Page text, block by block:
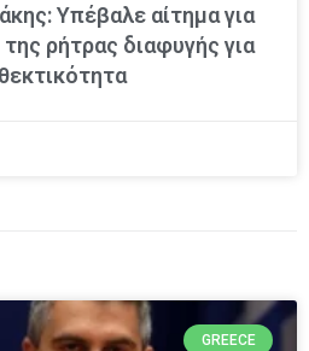
Υπέβαλε αίτημα για
ρήτρας διαφυγής για
GREECE